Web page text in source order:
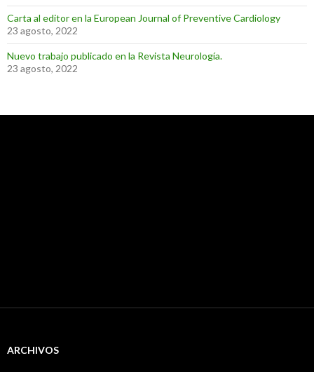
Carta al editor en la European Journal of Preventive Cardiology
23 agosto, 2022
Nuevo trabajo publicado en la Revista Neurología.
23 agosto, 2022
ARCHIVOS